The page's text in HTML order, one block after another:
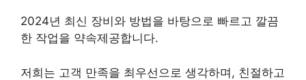
2024년 최신 장비와 방법을 바탕으로 빠르고 깔끔
한 작업을 약속제공합니다.
저희는 고객 만족을 최우선으로 생각하며, 친절하고